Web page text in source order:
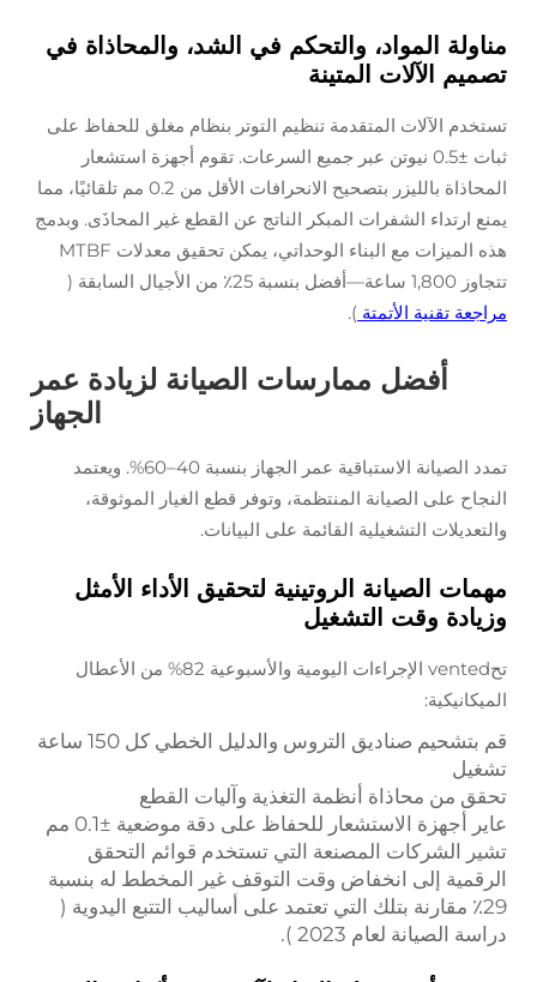
مناولة المواد، والتحكم في الشد، والمحاذاة في
تصميم الآلات المتينة
تستخدم الآلات المتقدمة تنظيم التوتر بنظام مغلق للحفاظ على
ثبات ±0.5 نيوتن عبر جميع السرعات. تقوم أجهزة استشعار
المحاذاة بالليزر بتصحيح الانحرافات الأقل من 0.2 مم تلقائيًا، مما
يمنع ارتداء الشفرات المبكر الناتج عن القطع غير المحاذَى. وبدمج
هذه الميزات مع البناء الوحداتي، يمكن تحقيق معدلات MTBF
تتجاوز 1,800 ساعة—أفضل بنسبة 25٪ من الأجيال السابقة (
مراجعة تقنية الأتمتة ).
أفضل ممارسات الصيانة لزيادة عمر
الجهاز
تمدد الصيانة الاستباقية عمر الجهاز بنسبة 40–60%. ويعتمد
النجاح على الصيانة المنتظمة، وتوفر قطع الغيار الموثوقة،
والتعديلات التشغيلية القائمة على البيانات.
مهمات الصيانة الروتينية لتحقيق الأداء الأمثل
وزيادة وقت التشغيل
تحvented الإجراءات اليومية والأسبوعية 82% من الأعطال
الميكانيكية:
قم بتشحيم صناديق التروس والدليل الخطي كل 150 ساعة
تشغيل
تحقق من محاذاة أنظمة التغذية وآليات القطع
عاير أجهزة الاستشعار للحفاظ على دقة موضعية ±0.1 مم
تشير الشركات المصنعة التي تستخدم قوائم التحقق
الرقمية إلى انخفاض وقت التوقف غير المخطط له بنسبة
29٪ مقارنة بتلك التي تعتمد على أساليب التتبع اليدوية (
دراسة الصيانة لعام 2023
).